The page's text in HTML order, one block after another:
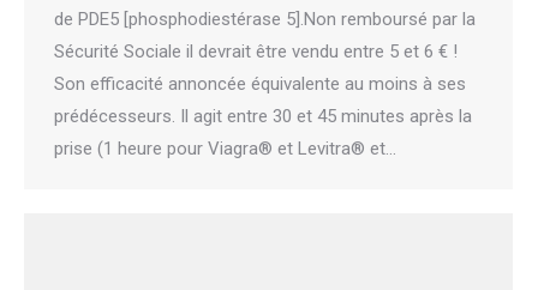
de PDE5 [phosphodiestérase 5].Non remboursé par la
Sécurité Sociale il devrait être vendu entre 5 et 6 € !
Son efficacité annoncée équivalente au moins à ses
prédécesseurs. Il agit entre 30 et 45 minutes après la
prise (1 heure pour Viagra® et Levitra® et…